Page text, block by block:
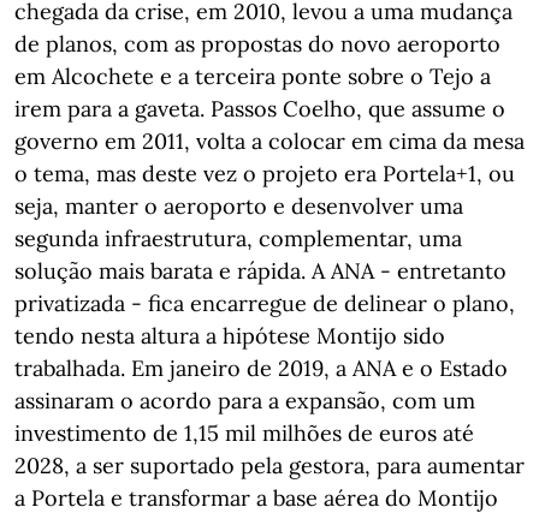
chegada da crise, em 2010, levou a uma mudança
de planos, com as propostas do novo aeroporto
em Alcochete e a terceira ponte sobre o Tejo a
irem para a gaveta. Passos Coelho, que assume o
governo em 2011, volta a colocar em cima da mesa
o tema, mas deste vez o projeto era Portela+1, ou
seja, manter o aeroporto e desenvolver uma
segunda infraestrutura, complementar, uma
solução mais barata e rápida. A ANA - entretanto
privatizada - fica encarregue de delinear o plano,
tendo nesta altura a hipótese Montijo sido
trabalhada. Em janeiro de 2019, a ANA e o Estado
assinaram o acordo para a expansão, com um
investimento de 1,15 mil milhões de euros até
2028, a ser suportado pela gestora, para aumentar
a Portela e transformar a base aérea do Montijo